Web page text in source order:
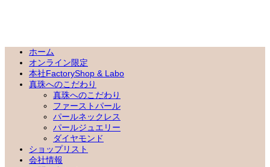
ホーム
オンライン限定
本社FactoryShop & Labo
真珠へのこだわり
真珠へのこだわり
ファーストパール
パールネックレス
パールジュエリー
ダイヤモンド
ショップリスト
会社情報